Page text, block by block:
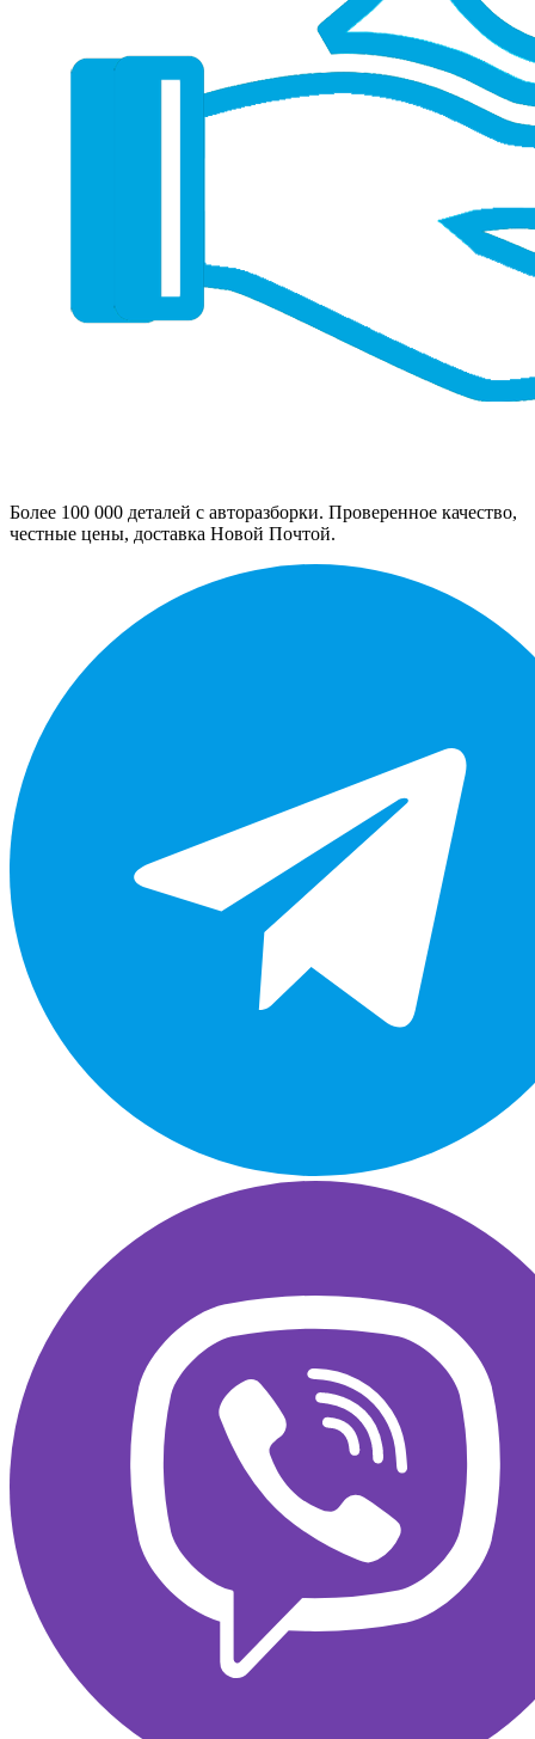
Более 100 000 деталей с авторазборки. Проверенное качество,
честные цены, доставка Новой Почтой.